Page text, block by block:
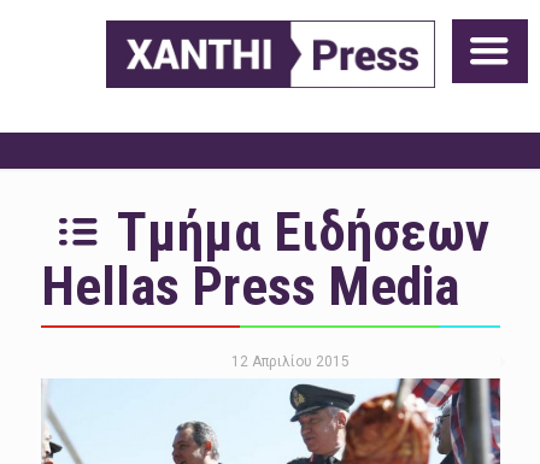
Τμήμα Ειδήσεων
Hellas Press Media
12 Απριλίου 2015